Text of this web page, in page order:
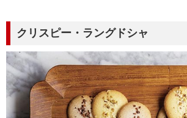
クリスピー・ラングドシャ